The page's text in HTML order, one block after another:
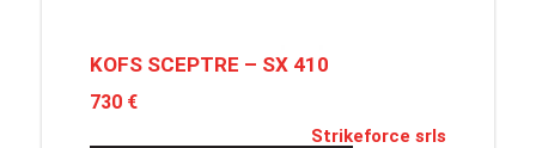
KOFS SCEPTRE – SX 410
730 €
Strikeforce srls